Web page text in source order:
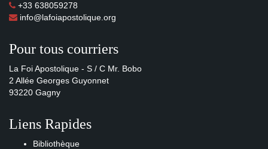
+33 638059278
info@lafoiapostolique.org
Pour tous courriers
La Foi Apostolique - S / C Mr. Bobo
2 Allée Georges Guyonnet
93220 Gagny
Liens Rapides
Bibliothèque